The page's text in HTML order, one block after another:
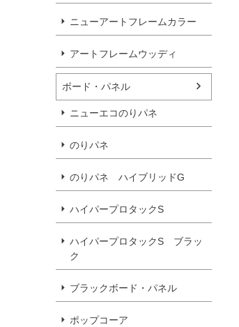
ニューアートフレームカラー
アートフレームウッディ
ボード・パネル
ニューエコのりパネ
のりパネ
のりパネ ハイブリッドG
ハイパープロタックS
ハイパープロタックS ブラッ
ク
ブラックボード・パネル
ポップコーア